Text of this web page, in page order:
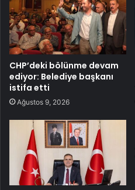
CHP’deki bölünme devam
ediyor: Belediye başkanı
istifa etti
Ağustos 9, 2026